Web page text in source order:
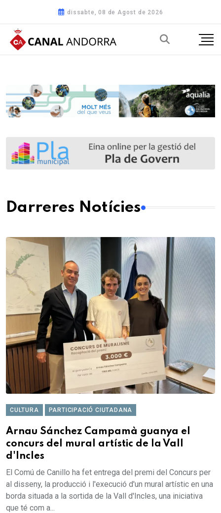
dissabte, 08 de Agost de 2026
Darreres Notícies
CULTURA PARTICIPACIÓ CIUTADANA
Arnau Sánchez Campamà guanya el
concurs del mural artístic de la Vall
d'Incles
El Comú de Canillo ha fet entrega del premi del Concurs per
al disseny, la producció i l'execució d'un mural artístic en una
borda situada a la sortida de la Vall d'Incles, una iniciativa
que té com a...